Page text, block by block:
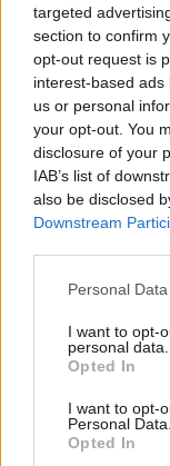
targeted
section to confirm
opt-out request is
interest-based
us or personal
your opt-out. You
disclosure of your
IAB’s list of
also be disclosed
Downstream
Personal
I want to opt-
personal data.
Opted In
I want to opt-
Personal Data.
Opted In
PNȚMM
REPER
SENS
SOS (Șoșoacă)
POT (Gavrilă)
PACE (Peia)
Acțiunea
PDF (Lazarus)
PUSL (D.
PNȚCD
PNCR (Terheș)
FAR (Coarnă)
România pe